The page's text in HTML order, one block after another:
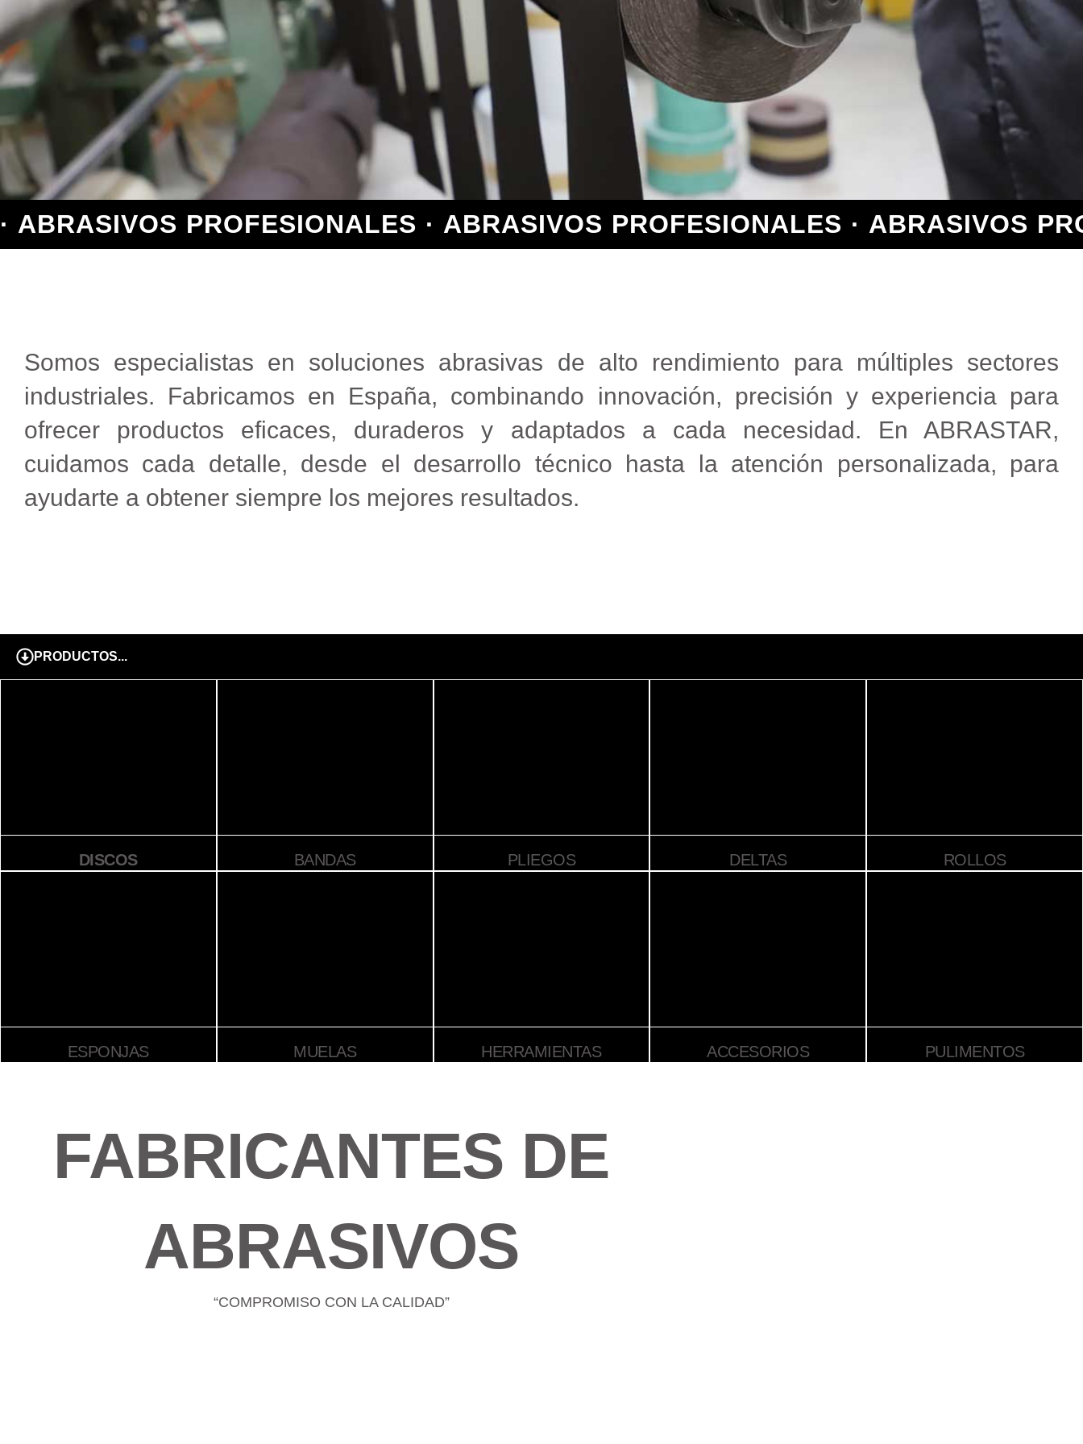
EMPRESA
· ABRASIVOS PROFESIONALES · ABRASIVOS PROFESIONALES · ABRASIVOS
Somos especialistas en soluciones abrasivas de alto rendimiento para múltiples sectores
industriales. Fabricamos en España, combinando innovación, precisión y experiencia para
ofrecer productos eficaces, duraderos y adaptados a cada necesidad. En ABRASTAR,
cuidamos cada detalle, desde el desarrollo técnico hasta la atención personalizada, para
ayudarte a obtener siempre los mejores resultados.
PRODUCTOS...
DISCOS BANDAS PLIEGOS DELTAS ROLLOS
ESPONJAS MUELAS HERRAMIENTAS ACCESORIOS PULIMENTOS
FABRICANTES DE
ABRASIVOS
“COMPROMISO CON LA CALIDAD”